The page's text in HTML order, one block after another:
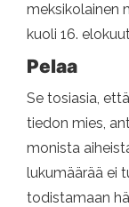
meksikolainen
kuoli 16.
Pelaa
Se tosiasia,
tiedon mies,
monista
lukumäärää ei
todistamaan